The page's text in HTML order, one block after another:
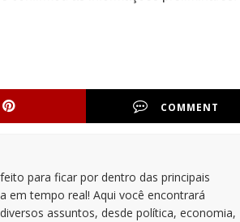
COMMENT
para ficar por dentro das principais
em tempo real! Aqui você encontrará
assuntos, desde política, economia,